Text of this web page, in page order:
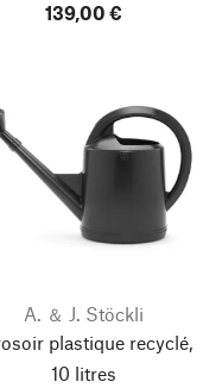
139,00 €
A. ＆ J. Stöckli
plastique recyclé,
10 litres